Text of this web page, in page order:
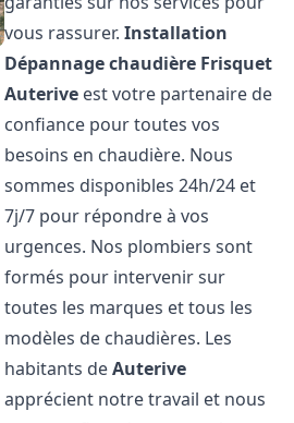
vous rassurer.Installation
Dépannage chaudière Frisquet
Auterive est votre partenaire de
confiance pour toutes vos
besoins en chaudière. Nous
sommes disponibles 24h/24 et
7j/7 pour répondre à vos
urgences. Nos plombiers sont
formés pour intervenir sur
toutes les marques et tous les
modèles de chaudières. Les
habitants deAuterive
apprécient notre travail et nous